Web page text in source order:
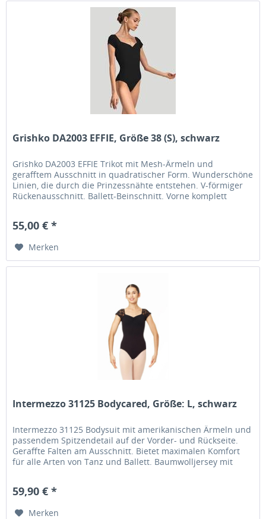
Grishko DA2003 EFFIE, Größe 38 (S), schwarz
Grishko DA2003 EFFIE Trikot mit Mesh-Ärmeln und
gerafftem Ausschnitt in quadratischer Form. Wunderschöne
Linien, die durch die Prinzessnähte entstehen. V-förmiger
Rückenausschnitt. Ballett-Beinschnitt. Vorne komplett
55,00 € *
Merken
Intermezzo 31125 Bodycared, Größe: L, schwarz
Intermezzo 31125 Bodysuit mit amerikanischen Ärmeln und
passendem Spitzendetail auf der Vorder- und Rückseite.
Geraffte Falten am Ausschnitt. Bietet maximalen Komfort
für alle Arten von Tanz und Ballett. Baumwolljersey mit
59,90 € *
Merken